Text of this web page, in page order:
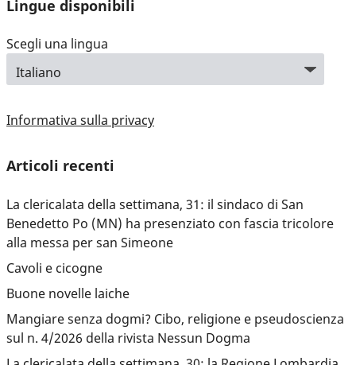
Lingue disponibili
Scegli una lingua
Informativa sulla privacy
Articoli recenti
La clericalata della settimana, 31: il sindaco di San
Benedetto Po (MN) ha presenziato con fascia tricolore
alla messa per san Simeone
Cavoli e cicogne
Buone novelle laiche
Mangiare senza dogmi? Cibo, religione e pseudoscienza
sul n. 4/2026 della rivista Nessun Dogma